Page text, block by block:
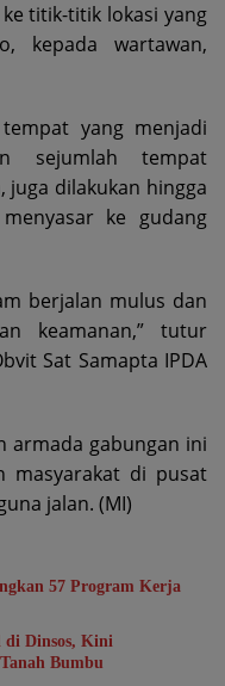
titik-titik lokasi yang
kepada wartawan,
yang menjadi
sejumlah tempat
juga dilakukan hingga
ke gudang
berjalan mulus dan
keamanan,” tutur
Sat Samapta IPDA
armada gabungan ini
masyarakat di pusat
jalan. (MI)
57 Program Kerja
di Dinsos, Kini
Bumbu